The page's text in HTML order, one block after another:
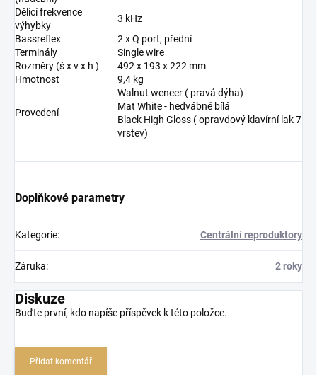
Dělící frekvence
výhybky
3 kHz
Bassreflex
2 x Q port, přední
Terminály
Single wire
Rozměry (š x v x h )
492 x 193 x 222 mm
Hmotnost
9,4 kg
Provedení
Walnut weneer ( pravá dýha)
Mat White - hedvábně bílá
Black High Gloss ( opravdový klavírní lak 7
vrstev)
Doplňkové parametry
Kategorie: Centrální reproduktory
Záruka: 2 roky
Diskuze
Buďte první, kdo napíše příspěvek k této položce.
Přidat komentář